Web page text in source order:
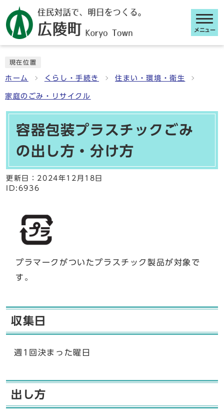
メニュー
現在位置
ホーム くらし・手続き 住まい・環境・衛生
家庭のごみ・リサイクル
容器包装プラスチックごみ
の出し方・分け方
更新日： 2024年12月18日
ID:6936
プラマークがついたプラスチック製品が対象で
す。
収集日
週1回決まった曜日
出し方